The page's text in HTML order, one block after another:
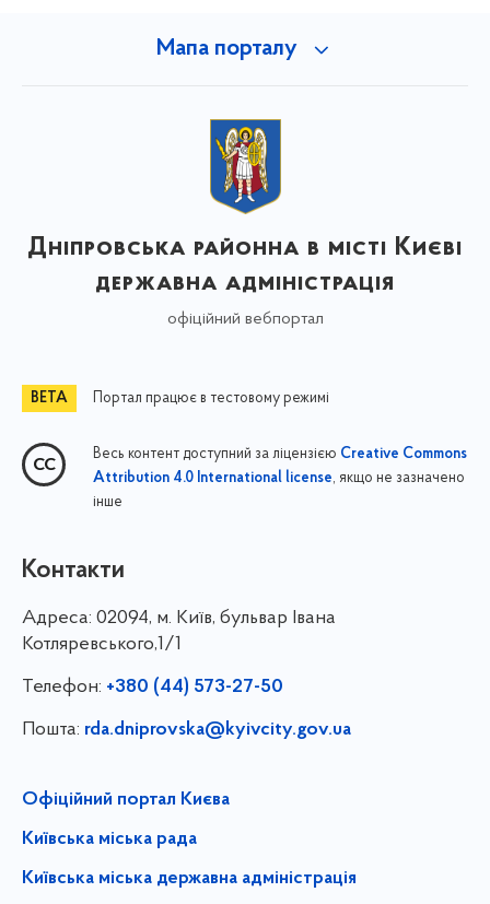
Мапа порталу
Дніпровська районна в місті Києві
державна адміністрація
офіційний вебпортал
Портал працює в тестовому режимі
Весь контент доступний за ліцензією Creative Commons
Attribution 4.0 International license, якщо не зазначено
інше
Контакти
Адреса: 02094, м. Київ, бульвар Івана
Котляревського,1/1
Телефон: +380 (44) 573-27-50
Пошта: rda.dniprovska@kyivcity.gov.ua
Офіційний портал Києва
Київська міська рада
Київська міська державна адміністрація